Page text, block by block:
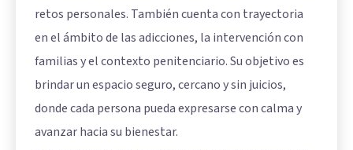
retos personales. También cuenta con trayectoria
en el ámbito de las adicciones, la intervención con
familias y el contexto penitenciario. Su objetivo es
brindar un espacio seguro, cercano y sin juicios,
donde cada persona pueda expresarse con calma y
avanzar hacia su bienestar.